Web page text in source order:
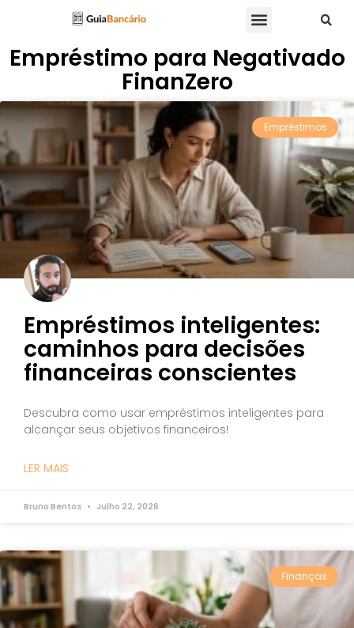
Empréstimo para Negativado
FinanZero
Empréstimos
Empréstimos inteligentes:
caminhos para decisões
financeiras conscientes
Descubra como usar empréstimos inteligentes para
alcançar seus objetivos financeiros!
LER MAIS
Bruno Bentos Julho 22, 2026
Finanças